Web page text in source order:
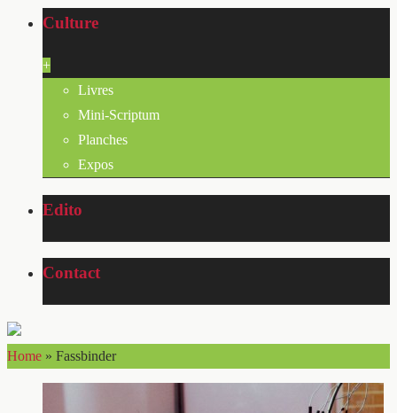
Culture
+
Livres
Mini-Scriptum
Planches
Expos
Edito
Contact
Home » Fassbinder